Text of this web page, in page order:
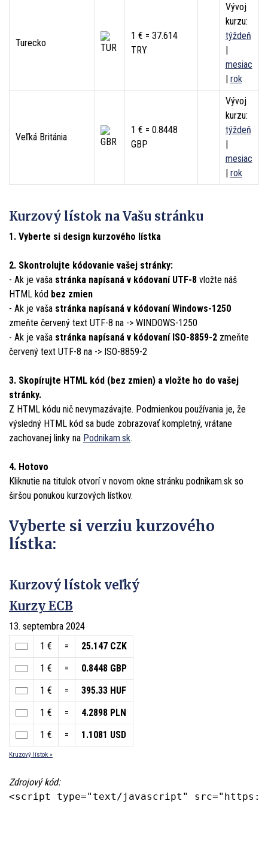
Turecko
1 € = 37.614
TRY
Vývoj
kurzu:
týždeň
|
mesiac
| rok
Veľká Británia
1 € = 0.8448
GBP
Vývoj
kurzu:
týždeň
|
mesiac
| rok
Kurzový lístok na Vašu stránku
1. Vyberte si design kurzového lístka
2. Skontrolujte kódovanie vašej stránky:
- Ak je vaša stránka napísaná v kódovaní UTF-8 vložte náš
HTML kód bez zmien
- Ak je vaša stránka napísaná v kódovaní Windows-1250
zmeňte červený text UTF-8 na -> WINDOWS-1250
- Ak je vaša stránka napísaná v kódovaní ISO-8859-2 zmeňte
červený text UTF-8 na -> ISO-8859-2
3. Skopírujte HTML kód (bez zmien) a vložte ho do vašej
stránky.
Z HTML kódu nič nevymazávajte. Podmienkou používania je, že
výsledný HTML kód sa bude zobrazovať kompletný, vrátane
zachovanej linky na Podnikam.sk.
4. Hotovo
Kliknutie na titulok otvorí v novom okne stránku podnikam.sk so
širšou ponukou kurzových lístkov.
Vyberte si verziu kurzového
lístka:
Kurzový lístok veľký
Kurzy ECB
13. septembra 2024
1 €
=
25.147 CZK
1 €
=
0.8448 GBP
1 €
=
395.33 HUF
1 €
=
4.2898 PLN
1 €
= 1.1081 USD
Kruzový lístok »
Zdrojový kód:
<script type="text/javascript" src="https://